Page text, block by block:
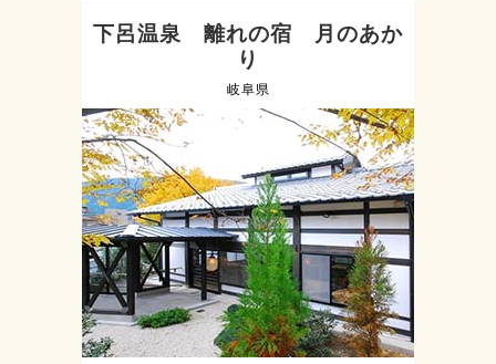
下呂温泉 離れの宿 月のあか
り
岐阜県